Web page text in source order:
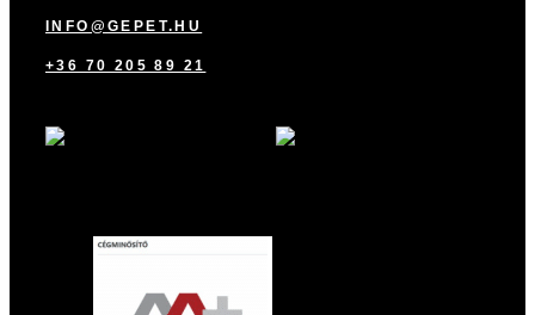
INFO@GEPET.HU
+36 70 205 89 21